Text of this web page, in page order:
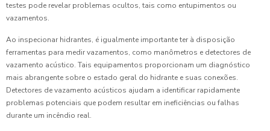
testes pode revelar problemas ocultos, tais como entupimentos ou
vazamentos.
Ao inspecionar hidrantes, é igualmente importante ter à disposição
ferramentas para medir vazamentos, como manômetros e detectores de
vazamento acústico. Tais equipamentos proporcionam um diagnóstico
mais abrangente sobre o estado geral do hidrante e suas conexões.
Detectores de vazamento acústicos ajudam a identificar rapidamente
problemas potenciais que podem resultar em ineficiências ou falhas
durante um incêndio real.